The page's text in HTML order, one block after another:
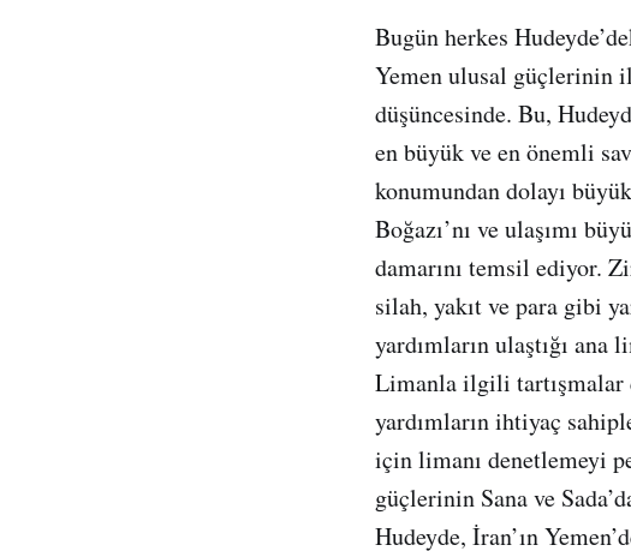
Bugün herkes
Yemen ulusal güçlerinin
düşüncesinde. Bu,
en büyük ve en önemli
konumundan dolayı
Boğazı’nı ve ulaşımı
damarını temsil ediyor.
silah, yakıt ve para gibi
yardımların ulaştığı ana
Limanla ilgili tartışmalar
yardımların ihtiyaç
için limanı denetlemeyi
güçlerinin Sana ve
Hudeyde, İran’ın